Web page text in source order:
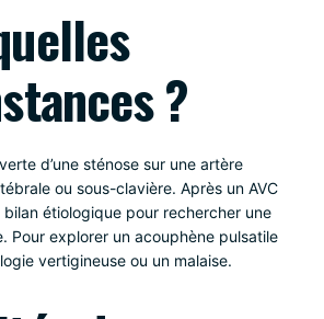
?
d’une sténose sur une artère
ou sous-clavière. Après un AVC
étiologique pour rechercher une
Pour explorer un acouphène pulsatile
vertigineuse ou un malaise.